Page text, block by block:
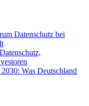
Datenschutz bei
Was Deutschland